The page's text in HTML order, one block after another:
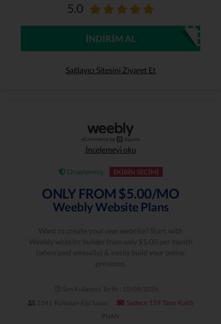
5.0
İNDIRIM AL
Sağlayıcı Sitesini Ziyaret Et
İncelemeyi oku
Onaylanmış EKIBIN SEÇIMI
ONLY FROM $5.00/MO
Weebly Website Plans
Want to create your own website? Start with
Weebly website builder from only $5.00 per month
(when paid annually) & easily build your online
presence.
Son Kullanma Tarihi : 10/08/2026
2341 Kullanan Kişi Sayısı
Sadece 159 Tane Kaldı
PUAN